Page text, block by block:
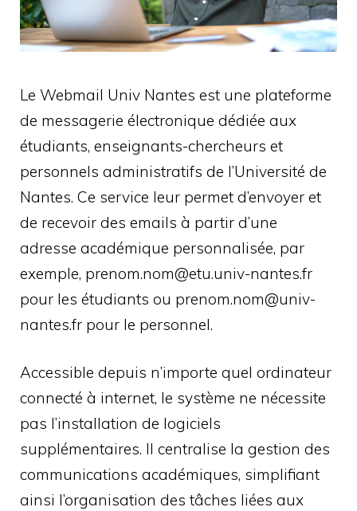
Le Webmail Univ Nantes est une plateforme
de messagerie électronique dédiée aux
étudiants, enseignants-chercheurs et
personnels administratifs de l’Université de
Nantes. Ce service leur permet d’envoyer et
de recevoir des emails à partir d’une
adresse académique personnalisée, par
exemple, prenom.nom@etu.univ-nantes.fr
pour les étudiants ou prenom.nom@univ-
nantes.fr pour le personnel.
Accessible depuis n’importe quel ordinateur
connecté à internet, le système ne nécessite
pas l’installation de logiciels
supplémentaires. Il centralise la gestion des
communications académiques, simplifiant
ainsi l’organisation des tâches liées aux